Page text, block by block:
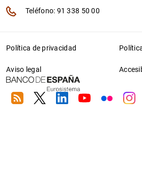
Teléfono: 91 338 50 00
Política de privacidad
Aviso legal
RSS TwitterLinkedin
YoutubeFlickr